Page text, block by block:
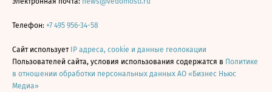
Телефон: +7 495 956-34-58
Сайт использует IP адреса, cookie и данные геолокации
Пользователей сайта, условия использования содержатся в Политике
в отношении обработки персональных данных АО «Бизнес Ньюс
Медиа»